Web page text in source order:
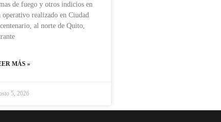
de fuego y otros indicios en
operativo realizado en Ciudad
al norte de Quito,
MÁS »
5, 2026